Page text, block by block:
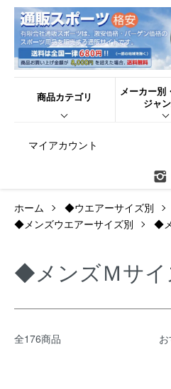
商品カテゴリ
メーカー別
ジャ
マイアカウント
ホーム
◆ウエアーサイズ別
◆メンズウエアーサイズ別
◆
◆メンズＭサ
全176商品